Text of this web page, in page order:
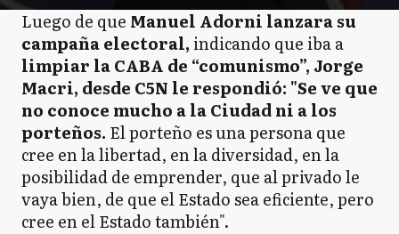
Luego de que Manuel Adorni lanzara su
campaña electoral, indicando que iba a
limpiar la CABA de “comunismo”, Jorge
Macri, desde C5N le respondió: "Se ve que
no conoce mucho a la Ciudad ni a los
porteños. El porteño es una persona que
cree en la libertad, en la diversidad, en la
posibilidad de emprender, que al privado le
vaya bien, de que el Estado sea eficiente, pero
cree en el Estado también".